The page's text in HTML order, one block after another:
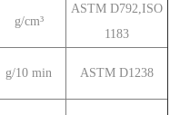
g/cm³
ASTM D792,ISO
1183
g/10 min ASTM D1238